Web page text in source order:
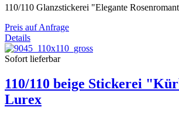
110/110 Glanzstickerei "Elegante
Preis auf Anfrage
Details
Sofort lieferbar
110/110 beige Stickerei
Lurex